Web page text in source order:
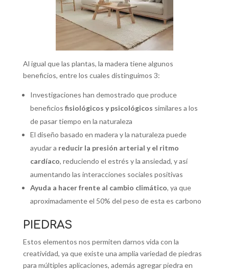
Al igual que las plantas, la madera tiene algunos
beneficios, entre los cuales distinguimos 3:
Investigaciones han demostrado que produce
beneficios fisiológicos y psicológicos similares a los
de pasar tiempo en la naturaleza
El diseño basado en madera y la naturaleza puede
ayudar a reducir la presión arterial y el ritmo
cardíaco, reduciendo el estrés y la ansiedad, y así
aumentando las interacciones sociales positivas
Ayuda a hacer frente al cambio climático, ya que
aproximadamente el 50% del peso de esta es carbono
PIEDRAS
Estos elementos nos permiten darnos vida con la
creatividad, ya que existe una amplia variedad de piedras
para múltiples aplicaciones, además agregar piedra en